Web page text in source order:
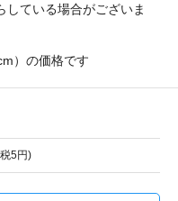
している場合がございま
）の価格です
5円)